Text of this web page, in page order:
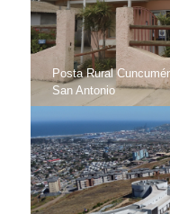
Posta Rural
San Antonio